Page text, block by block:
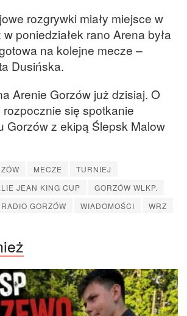
rozgrywki miały miejsce w
poniedziałek rano Arena była
na kolejne mecze –
Dusińska.
Arenie Gorzów już dzisiaj. O
się spotkanie
Gorzów z ekipą Ślepsk Malow
MECZE
TURNIEJ
JEAN KING CUP
GORZÓW WLKP.
RADIO GORZÓW WIADOMOŚCI WRZ